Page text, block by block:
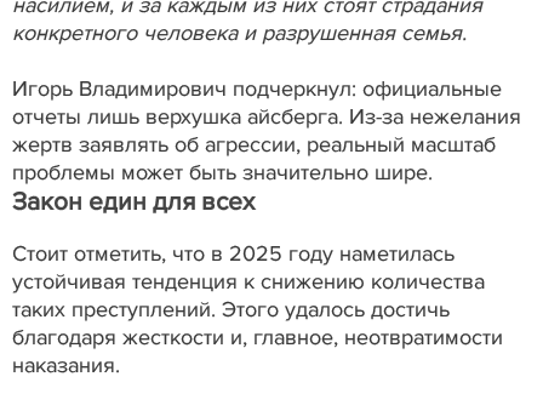
конкретного человека и разрушенная семья.
Игорь Владимирович подчеркнул: официальные
отчеты лишь верхушка айсберга. Из-за нежелания
жертв заявлять об агрессии, реальный масштаб
проблемы может быть значительно шире.
Закон един для всех
Стоит отметить, что в 2025 году наметилась
устойчивая тенденция к снижению количества
таких преступлений. Этого удалось достичь
благодаря жесткости и, главное, неотвратимости
наказания.